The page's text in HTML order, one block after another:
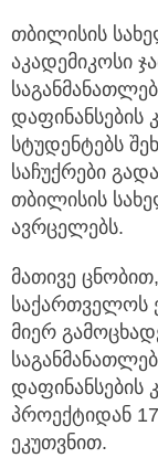
თბილისის
აკადემიკოსი
დაფინანსების
სტუდენტებს
საჩუქრები
თბილისის
ავრცელებს.
მათივე
საქართველოს
მიერ
დაფინანსების
პროექტიდან
ეკუთვნით.